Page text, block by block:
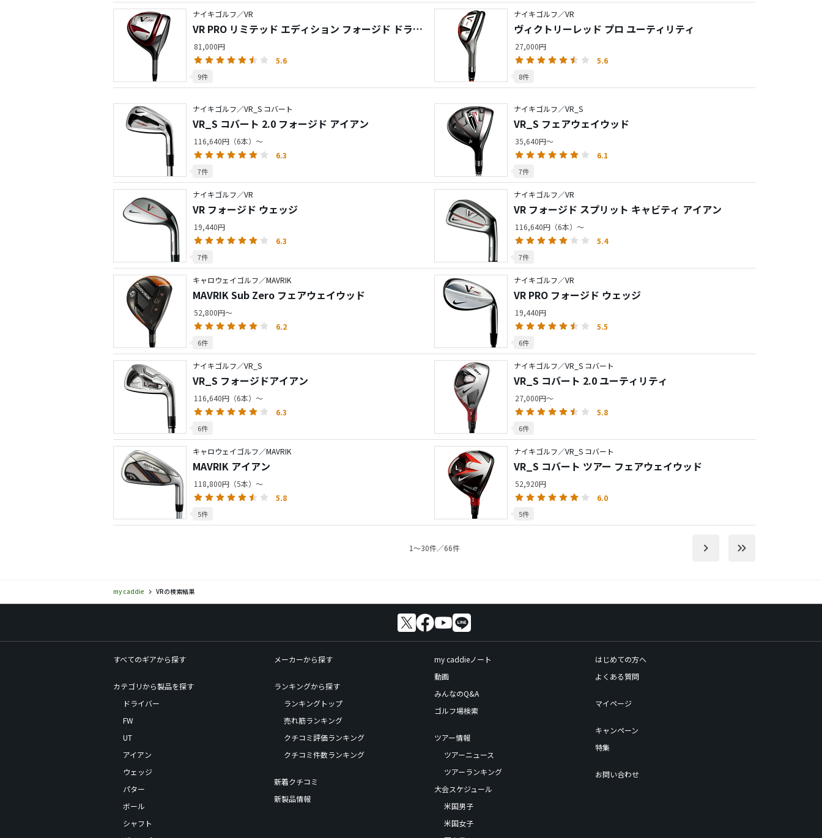
ナイキゴルフ／VR
VR PRO リミテッド エディション フォージド ドライ
バー
81,000円
5.6
9件
ナイキゴルフ／VR
ヴィクトリーレッド プロ ユーティリティ
27,000円
5.6
8件
ナイキゴルフ／VR_S コバート
VR_S コバート 2.0 フォージド アイアン
116,640円（6本）～
6.3
7件
ナイキゴルフ／VR_S
VR_S フェアウェイウッド
35,640円～
6.1
7件
ナイキゴルフ／VR
VR フォージド ウェッジ
19,440円
6.3
7件
ナイキゴルフ／VR
VR フォージド スプリット キャビティ アイアン
116,640円（6本）～
5.4
7件
キャロウェイゴルフ／MAVRIK
MAVRIK Sub Zero フェアウェイウッド
52,800円～
6.2
6件
ナイキゴルフ／VR
VR PRO フォージド ウェッジ
19,440円
5.5
6件
ナイキゴルフ／VR_S
VR_S フォージドアイアン
116,640円（6本）～
6.3
6件
ナイキゴルフ／VR_S コバート
VR_S コバート 2.0 ユーティリティ
27,000円～
5.8
6件
キャロウェイゴルフ／MAVRIK
MAVRIK アイアン
118,800円（5本）～
5.8
5件
ナイキゴルフ／VR_S コバート
VR_S コバート ツアー フェアウェイウッド
52,920円
6.0
5件
1〜30件／66件 keyboard_arrow_right keyboard_double_arrow_right
my caddie VRの検索結果
すべてのギアから探す
カテゴリから製品を探す
ドライバー
FW
UT
アイアン
ウェッジ
パター
ボール
シャフト
メーカーから探す
ランキングから探す
ランキングトップ
売れ筋ランキング
クチコミ評価ランキング
クチコミ件数ランキング
新着クチコミ
新製品情報
my caddieノート
動画
みんなのQ&A
ゴルフ場検索
ツアー情報
ツアーニュース
ツアーランキング
大会スケジュール
米国男子
米国女子
はじめての方へ
よくある質問
マイページ
キャンペーン
特集
お問い合わせ